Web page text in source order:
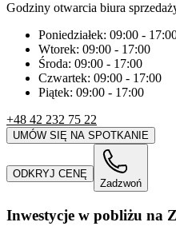
Godziny otwarcia biura
Poniedziałek: 09:00 -
Wtorek: 09:00 - 17:00
Środa: 09:00 - 17:00
Czwartek: 09:00 - 17:00
Piątek: 09:00 - 17:00
+48 42 232 75 22
UMÓW SIĘ NA SPOTKANIE
ODKRYJ CENĘ
Zadzwoń
Inwestycje w pobliżu na